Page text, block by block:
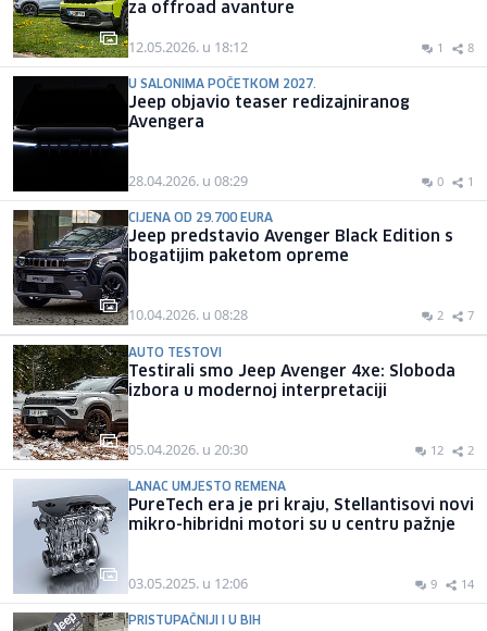
za offroad avanture
12.05.2026. u 18:12 1 8
U SALONIMA POČETKOM 2027.
Jeep objavio teaser redizajniranog
Avengera
28.04.2026. u 08:29 0 1
CIJENA OD 29.700 EURA
Jeep predstavio Avenger Black Edition s
bogatijim paketom opreme
10.04.2026. u 08:28 2 7
AUTO TESTOVI
Testirali smo Jeep Avenger 4xe: Sloboda
izbora u modernoj interpretaciji
05.04.2026. u 20:30 12 2
LANAC UMJESTO REMENA
PureTech era je pri kraju, Stellantisovi novi
mikro-hibridni motori su u centru pažnje
03.05.2025. u 12:06 9 14
PRISTUPAČNIJI I U BIH